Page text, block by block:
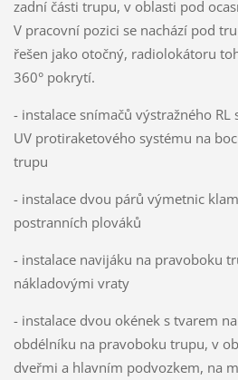
zadní části trupu, v oblasti pod
V pracovní pozici se nachází pod
řešen jako otočný, radiolokátoru
360° pokrytí.
- instalace snímačů výstražného
UV protiraketového systému na
trupu
- instalace dvou párů výmetnic
postranních plováků
- instalace navijáku na pravoboku
nákladovými vraty
- instalace dvou okének s tvarem
obdélníku na pravoboku trupu, v
dveřmi a hlavním podvozkem, na